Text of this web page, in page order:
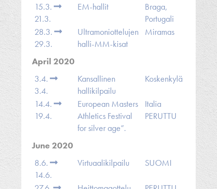
15.3.
21.3.
EM-hallit
Braga,
Portugali
28.3.
29.3.
Ultramoniottelujen
halli-MM-kisat
Miramas
April 2020
3.4.
3.4.
Kansallinen
hallikilpailu
Koskenkylä
14.4.
19.4.
European Masters
Athletics Festival
for silver age”.
Italia
PERUTTU
June 2020
8.6.
14.6.
Virtuaalikilpailu SUOMI